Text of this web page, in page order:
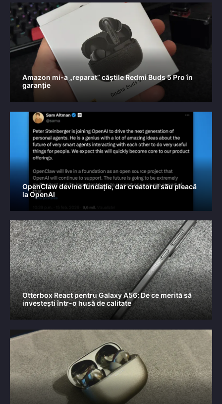
Amazon mi-a „reparat” căștile Redmi Buds 5 Pro în
garanție
OpenClaw devine fundație, dar creatorul său pleacă
la OpenAI
Otterbox React pentru Galaxy A56: De ce merită să
investești într-o husă de calitate